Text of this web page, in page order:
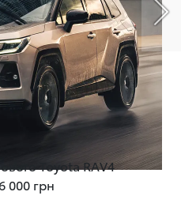
Toyota RAV4
000 грн